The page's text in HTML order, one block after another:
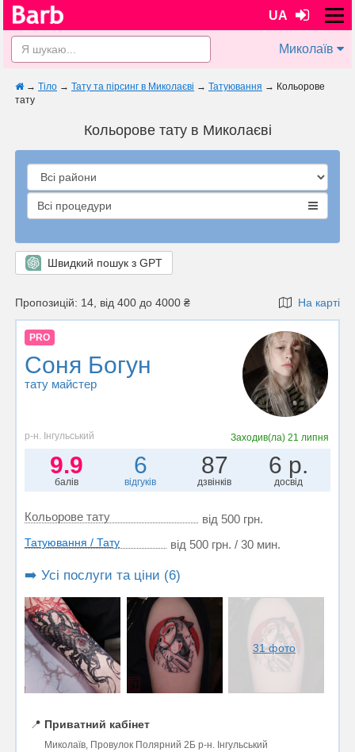
UA
Миколаїв
→ Тіло → Тату та пірсинг в Миколаєві → Татуювання → Кольорове
тату
Кольорове тату в Миколаєві
Всі процедури
Швидкий пошук з GPT
Пропозицій: 14, від 400 до 4000 ₴ На карті
PRO
Соня Богун
тату майстер
р-н. Інгульський Заходив(ла) 21 липня
9.9
балів
6
відгуків
87
дзвінків
6 р.
досвід
Кольорове тату від 500 грн.
Татуювання / Тату від 500 грн. / 30 мин.
➡️ Усі послуги та ціни (6)
31 фото
📍 Приватний кабінет
Миколаїв, Провулок Полярний 2Б р-н. Інгульський